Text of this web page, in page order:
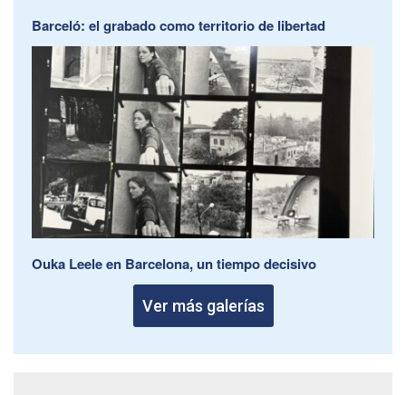
Barceló: el grabado como territorio de libertad
Ouka Leele en Barcelona, un tiempo decisivo
Ver más galerías